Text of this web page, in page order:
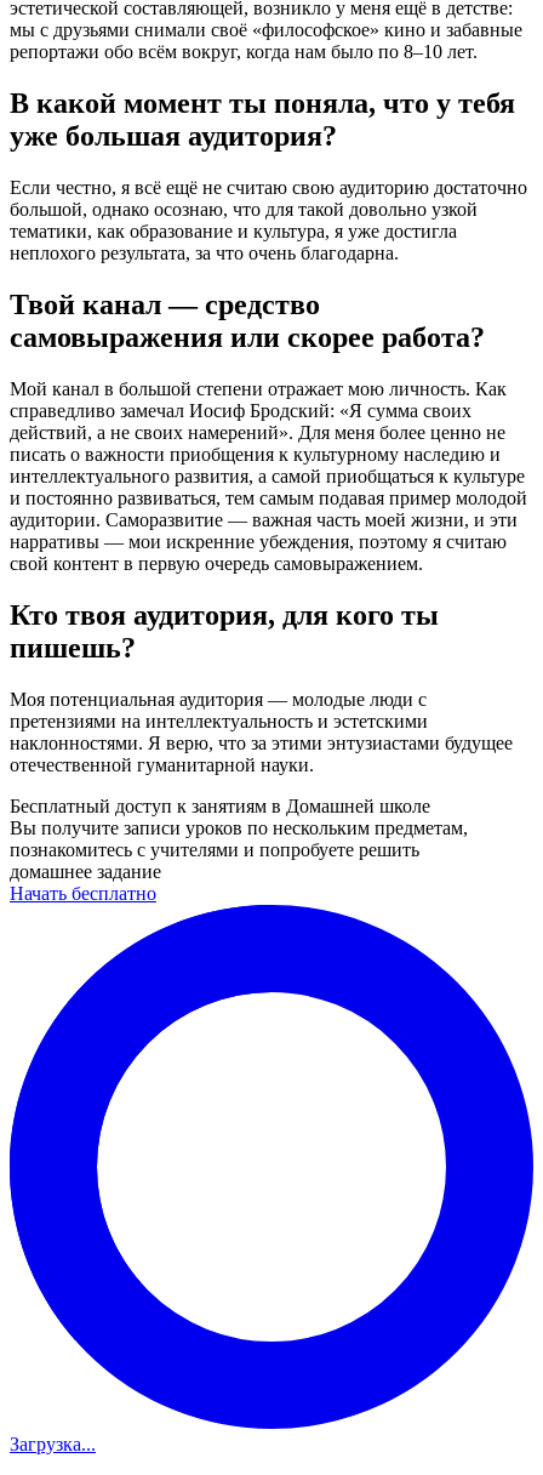
эстетической составляющей, возникло у меня ещё в детстве:
мы с друзьями снимали своё «философское» кино и забавные
репортажи обо всём вокруг, когда нам было по 8–10 лет.
В какой момент ты поняла, что у тебя
уже большая аудитория?
Если честно, я всё ещё не считаю свою аудиторию достаточно
большой, однако осознаю, что для такой довольно узкой
тематики, как образование и культура, я уже достигла
неплохого результата, за что очень благодарна.
Твой канал — средство
самовыражения или скорее работа?
Мой канал в большой степени отражает мою личность. Как
справедливо замечал Иосиф Бродский: «Я сумма своих
действий, а не своих намерений». Для меня более ценно не
писать о важности приобщения к культурному наследию и
интеллектуального развития, а самой приобщаться к культуре
и постоянно развиваться, тем самым подавая пример молодой
аудитории. Саморазвитие — важная часть моей жизни, и эти
нарративы — мои искренние убеждения, поэтому я считаю
свой контент в первую очередь самовыражением.
Кто твоя аудитория, для кого ты
пишешь?
Моя потенциальная аудитория — молодые люди с
претензиями на интеллектуальность и эстетскими
наклонностями. Я верю, что за этими энтузиастами будущее
отечественной гуманитарной науки.
Бесплатный доступ к занятиям в Домашней школе
Вы получите записи уроков по нескольким предметам,
познакомитесь с учителями и попробуете решить
домашнее задание
Начать бесплатно
Загрузка...